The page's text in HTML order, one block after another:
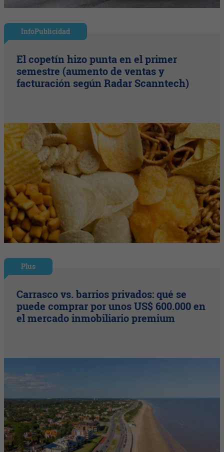
InfoPublicidad
El copetín hizo punta en el primer
semestre (aumento de ventas y
facturación según Radar Scanntech)
Plus
Carrasco vs. barrios privados: qué se
puede comprar por unos US$ 600.000 en
el mercado inmobiliario premium